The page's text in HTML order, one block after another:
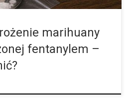
marihuany
fentanylem –